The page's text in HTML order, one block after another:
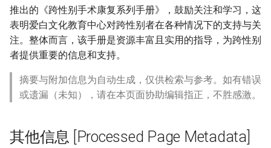
推出的《跨性别手术康复系列手册》，鼓励关注和学习，这
表明爱白文化教育中心对跨性别者在各种情况下的支持与关
注。整体而言，该手册是资源丰富且实用的指导，为跨性别
者提供重要的信息和支持。
摘要与附加信息为自动生成，仅供检索与参考。如有错误
或遗漏（未知），请在本页面协助编辑指正，不胜感激。
其他信息 [Processed Page Metadata]